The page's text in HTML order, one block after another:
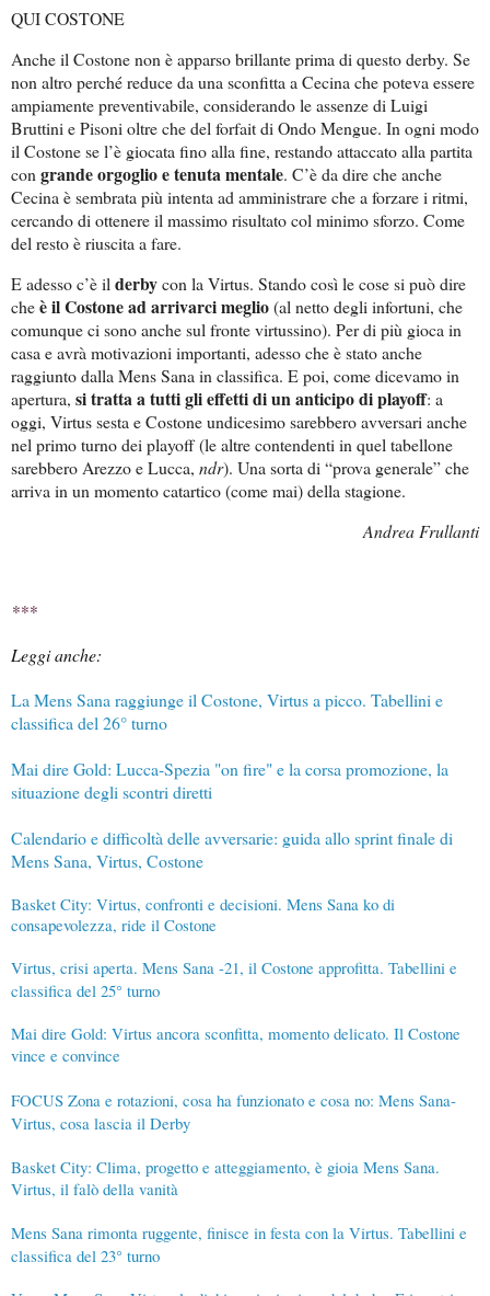
QUI COSTONE
Anche il Costone non è apparso brillante prima di questo derby. Se
non altro perché reduce da una sconfitta a Cecina che poteva essere
ampiamente preventivabile, considerando le assenze di Luigi
Bruttini e Pisoni oltre che del forfait di Ondo Mengue. In ogni modo
il Costone se l’è giocata fino alla fine, restando attaccato alla partita
con grande orgoglio e tenuta mentale. C’è da dire che anche
Cecina è sembrata più intenta ad amministrare che a forzare i ritmi,
cercando di ottenere il massimo risultato col minimo sforzo. Come
del resto è riuscita a fare.
E adesso c’è il derbycon la Virtus. Stando così le cose si può dire
cheè il Costone ad arrivarci meglio(al netto degli infortuni, che
comunque ci sono anche sul fronte virtussino). Per di più gioca in
casa e avrà motivazioni importanti, adesso che è stato anche
raggiunto dalla Mens Sana in classifica. E poi, come dicevamo in
apertura, si tratta a tutti gli effetti di un anticipo di playoff: a
oggi, Virtus sesta e Costone undicesimo sarebbero avversari anche
nel primo turno dei playoff (le altre contendenti in quel tabellone
sarebbero Arezzo e Lucca, ndr). Una sorta di “prova generale” che
arriva in un momento catartico (come mai) della stagione.
Andrea Frullanti
***
Leggi anche:
La Mens Sana raggiunge il Costone, Virtus a picco. Tabellini e
classifica del 26° turno
Mai dire Gold: Lucca-Spezia "on fire" e la corsa promozione, la
situazione degli scontri diretti
Calendario e difficoltà delle avversarie: guida allo sprint finale di
Mens Sana, Virtus, Costone
Basket City: Virtus, confronti e decisioni. Mens Sana ko di
consapevolezza, ride il Costone
Virtus, crisi aperta. Mens Sana -21, il Costone approfitta. Tabellini e
classifica del 25° turno
Mai dire Gold: Virtus ancora sconfitta, momento delicato. Il Costone
vince e convince
FOCUS Zona e rotazioni, cosa ha funzionato e cosa no: Mens Sana-
Virtus, cosa lascia il Derby
Basket City: Clima, progetto e atteggiamento, è gioia Mens Sana.
Virtus, il falò della vanità
Mens Sana rimonta ruggente, finisce in festa con la Virtus. Tabellini e
classifica del 23° turno